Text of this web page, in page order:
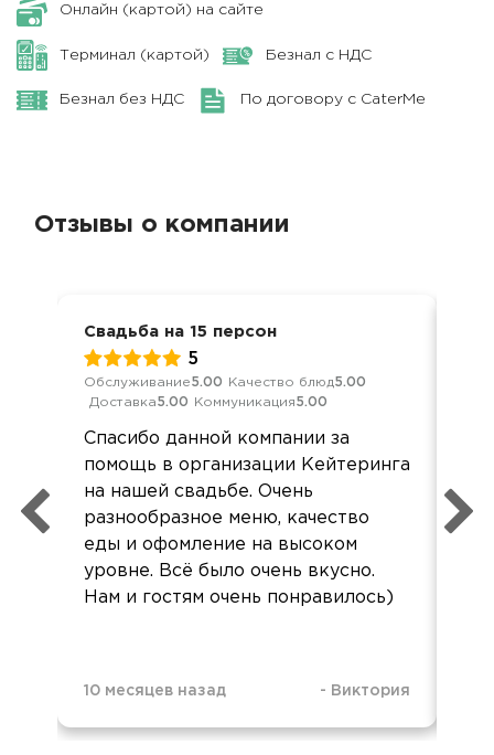
Онлайн (картой) на сайте
Терминал (картой) Безнал с НДС
Безнал без НДС По договору с CaterMe
Отзывы о компании
Свадьба на 15 персон
5
Обслуживание5.00 Качество блюд5.00
Доставка5.00 Коммуникация5.00
Спасибо данной компании за
помощь в организации Кейтеринга
на нашей свадьбе. Очень
разнообразное меню, качество
еды и офомление на высоком
уровне. Всё было очень вкусно.
Нам и гостям очень понравилось)
10 месяцев назад - Виктория